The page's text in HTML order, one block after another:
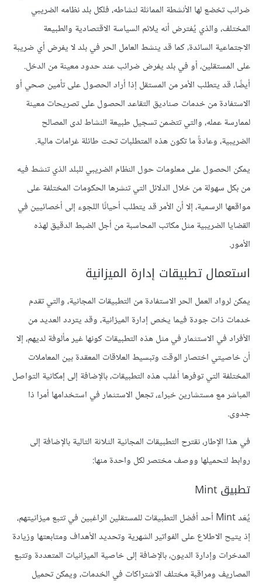
ضرائب تخضع لها الأنشطة المماثلة لنشاطه، فلكل بلد نظامه الضريبي
المختلف، والذي يُفترض أنه يلائم السياسة الاقتصادية والطبيعة
الاجتماعية السائدة، كما قد ينشط العامل الحر في بلد لا يفرض أي ضريبة
على المستقلين، أو في بلد يفرض ضرائب عند حدود معينة من الدخل.
أيضًا، قد يتطلب الأمر من المستقل إذا أراد الحصول على تأمين صحي أو
الاستفادة من خدمات صناديق التقاعد الحصول على تصريحات معينة
لممارسة عمله، والتي تتضمن تسجيل طبيعة النشاط لدى المصالح
الضريبية، وعادةً ما تكون هذه المتطلبات تحت طائلة غرامات مالية.
يمكن الحصول على معلومات حول النظام الضريبي للبلد الذي تنشط فيه
من بكل سهولة من خلال الدلائل التي تنشرها الحكومات المختلفة على
مواقعها الرسمية، إلا أن الأمر قد يتطلب أحيانًا اللجوء إلى أخصائيين في
القضايا الضريبية مثل مكاتب المحاسبة من أجل الضبط الدقيق لهذه
الأمور.
استعمال تطبيقات إدارة الميزانية
يمكن لرواد العمل الحر الاستفادة من التطبيقات المجانية، والتي تقدم
خدمات ذات جودة فيما يخص إدارة الميزانية، وقد يتردد العديد من
الأفراد في الاستثمار في مثل هذه التطبيقات كونها غير مألوفة لديهم، إلا
أن خاصيتي اختصار الوقت وتبسيط العلاقات المعقدة بين المعاملات
المختلفة التي توفرها أغلب هذه التطبيقات، بالإضافة إلى إمكانية التواصل
المباشر مع مستشارين خبراء، تجعل الاستثمار في استخدامها أمرا ذا
جدوى.
في هذا الإطار، نقترح التطبيقات المجانية الثلاثة التالية بالإضافة إلى
روابط لتحميلها ووصف مختصر لكل واحدة منها:
تطبيق Mint
يُعَد Mint أحد أفضل التطبيقات للمستقلين الراغبين في تتبع ميزانيتهم،
إذ يتيح الاطلاع على الفواتير الشهرية وتحديد الأهداف ومتابعتها وزيادة
المدخرات وإدارة الديون، بالإضافة إلى خاصية الميزانيات المتعددة وتتبع
المصاريف ومراقبة مختلف الاشتراكات في الخدمات، ويمكن تحميل